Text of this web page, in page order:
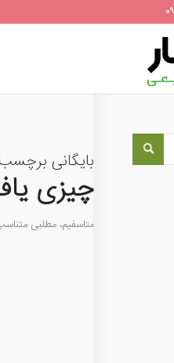
بایگانی
چیزی
متاسفیم، مطلبی